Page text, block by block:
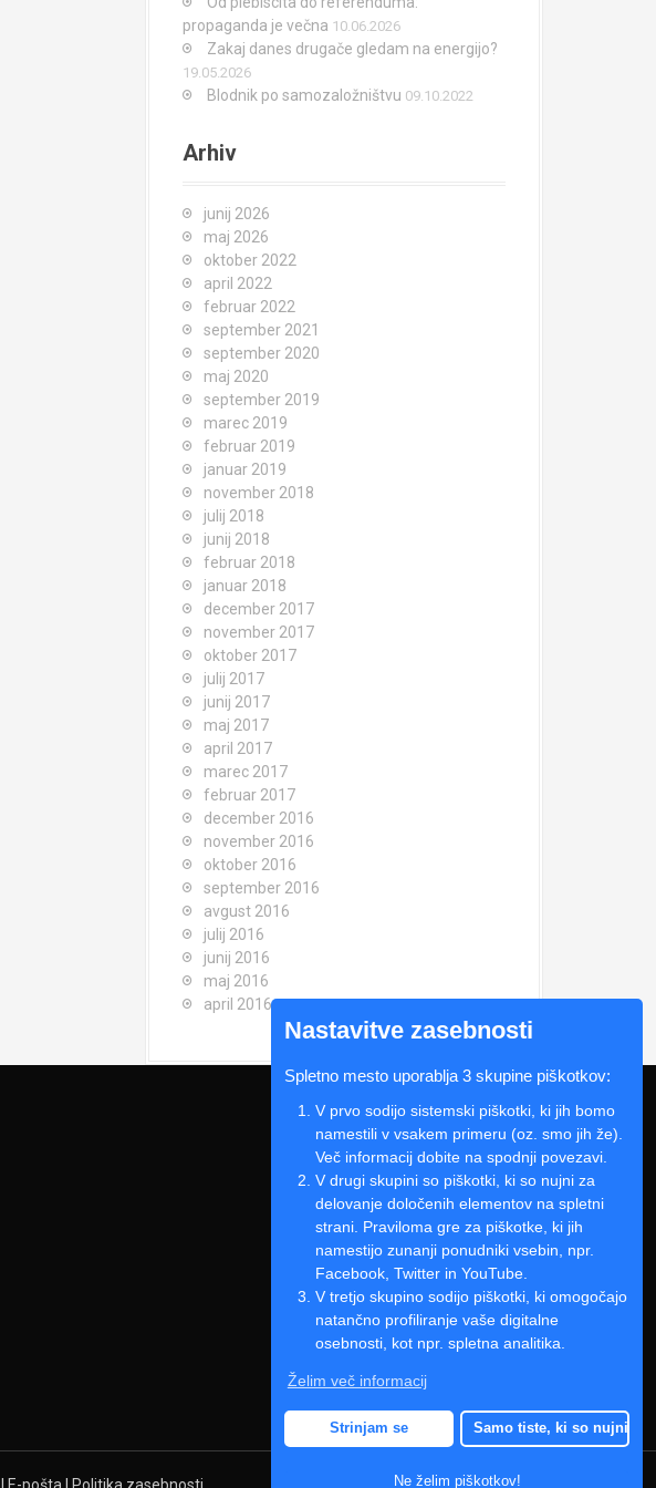
Nastavitve zasebnosti
Spletno mesto uporablja 3 skupine piškotkov:
V prvo sodijo sistemski piškotki, ki jih bomo
namestili v vsakem primeru (oz. smo jih že).
Več informacij dobite na spodnji povezavi.
V drugi skupini so piškotki, ki so nujni za
delovanje določenih elementov na spletni
strani. Praviloma gre za piškotke, ki jih
namestijo zunanji ponudniki vsebin, npr.
Facebook, Twitter in YouTube.
V tretjo skupino sodijo piškotki, ki omogočajo
natančno profiliranje vaše digitalne
osebnosti, kot npr. spletna analitika.
Želim več informacij
Strinjam se Samo tiste, ki so nujni
Ne želim piškotkov!
propaganda je večna 10.06.2026
Zakaj danes drugače gledam na energijo?
19.05.2026
Blodnik po samozaložništvu 09.10.2022
Arhiv
junij 2026
maj 2026
oktober 2022
april 2022
februar 2022
september 2021
september 2020
maj 2020
september 2019
marec 2019
februar 2019
januar 2019
november 2018
julij 2018
junij 2018
februar 2018
januar 2018
december 2017
november 2017
oktober 2017
julij 2017
junij 2017
maj 2017
april 2017
marec 2017
februar 2017
december 2016
november 2016
oktober 2016
september 2016
avgust 2016
julij 2016
junij 2016
maj 2016
april 2016